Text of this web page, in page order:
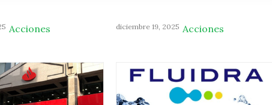
Acciones diciembre 19, 2025 Acciones